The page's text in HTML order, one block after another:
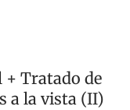
+ Tratado de
a la vista (II)